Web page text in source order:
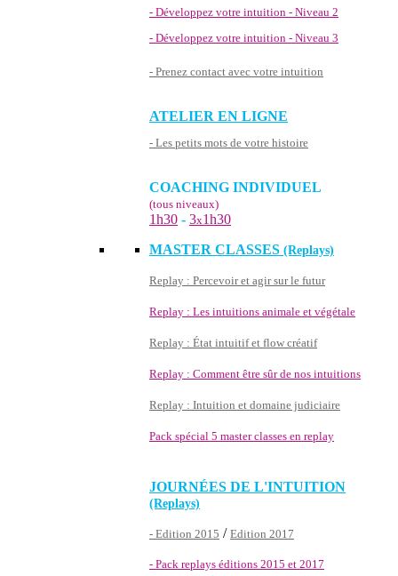
- Développez votre intuition - Niveau 2
- Développez votre intuition - Niveau 3
- Prenez contact avec votre intuition
ATELIER EN LIGNE
- Les petits mots de votre histoire
COACHING INDIVIDUEL
(tous niveaux)
1h30 - 3x1h30
MASTER CLASSES (Replays)
Replay : Percevoir et agir sur le futur
Replay : Les intuitions animale et végétale
Replay : État intuitif et flow créatif
Replay : Comment être sûr de nos intuitions
Replay : Intuition et domaine judiciaire
Pack spécial 5 master classes en replay
JOURNÉES DE L'INTUITION
(Replays)
- Edition 2015 / Edition 2017
- Pack replays éditions 2015 et 2017